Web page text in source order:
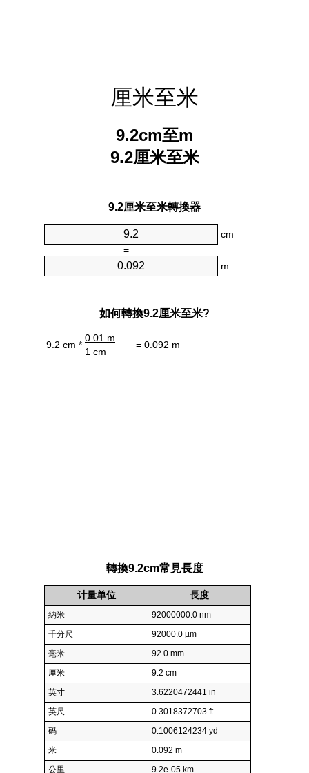
厘米至米
9.2cm至m
9.2厘米至米
9.2厘米至米轉換器
cm
=
m
如何轉換9.2厘米至米?
9.2 cm *
0.01 m
= 0.092 m
1 cm
轉換9.2cm常見長度
计量单位 長度
納米
92000000.0 nm
千分尺
92000.0 µm
毫米
92.0 mm
厘米
9.2 cm
英寸
3.6220472441 in
英尺
0.3018372703 ft
码
0.1006124234 yd
米
0.092 m
公里
9.2e-05 km